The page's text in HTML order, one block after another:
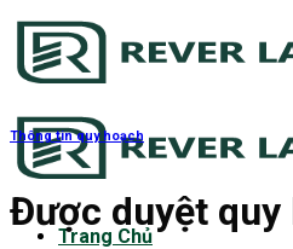
Bỏ
qua
dung
Trang Chủ
Thông tin quy hoạch
Được duyệt quy